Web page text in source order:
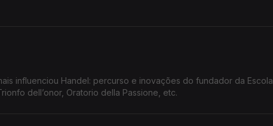
influenciou Handel: percurso e inovações do fundador da Escola
dell’onor, Oratorio della Passione, etc.